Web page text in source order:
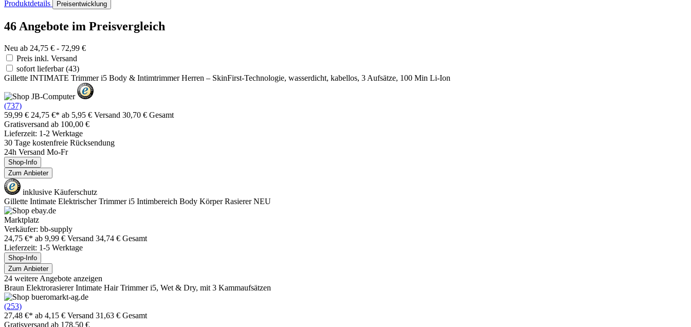
Produktdetails
Preisentwicklung
46 Angebote im Preisvergleich
Neu ab 24,75 € - 72,99 €
Preis inkl. Versand
sofort lieferbar(43)
Gillette INTIMATE Trimmer i5 Body & Intimtrimmer Herren – SkinFirst-Technologie, wasserdicht, kabellos, 3 Aufsätze, 100 Min Li-Ion
(737)
59,99 € 24,75 €* ab 5,95 € Versand 30,70 € Gesamt
Gratisversand ab 100,00 €
Lieferzeit: 1-2 Werktage
30 Tage kostenfreie Rücksendung
24h Versand Mo-Fr
Shop-Info
Zum Anbieter
inklusive Käuferschutz
Gillette Intimate Elektrischer Trimmer i5 Intimbereich Body Körper Rasierer NEU
Marktplatz
Verkäufer: bb-supply
24,75 €* ab 9,99 € Versand 34,74 € Gesamt
Lieferzeit: 1-5 Werktage
Shop-Info
Zum Anbieter
24 weitere Angebote anzeigen
Braun Elektrorasierer Intimate Hair Trimmer i5, Wet & Dry, mit 3 Kammaufsätzen
(253)
27,48 €* ab 4,15 € Versand 31,63 € Gesamt
Gratisversand ab 178,50 €